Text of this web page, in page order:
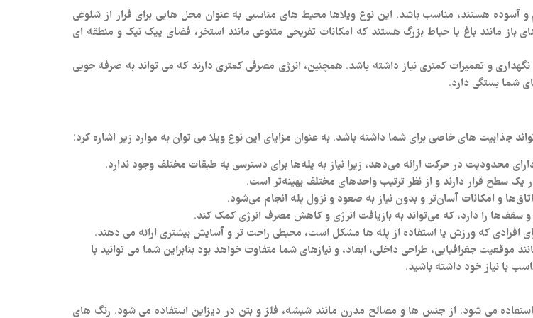
و آسوده هستند، مناسب باشد. این نوع ویلاها محیط های مناسبی به عنوان محل‌ هایی برای فرار از شلوغی
مانند باغ یا حیاط بزرگ هستند که امکانات تفریحی متنوعی مانند استخر، فضای پیک نیک و منطقه‌ ای
و تعمیرات کمتری نیاز داشته باشد. همچنین، انرژی مصرفی کمتری دارند که می‌ تواند به صرفه‌ جویی
شما بستگی دارد.
های خاصی برای شما داشته باشد. به عنوان مزایای این نوع ویلا می‌ توان به موارد زیر اشاره کرد:
محدودیت در حرکت ارائه می‌دهد، زیرا نیاز به پله‌ها برای دسترسی به طبقات مختلف وجود ندارد.
سطح قرار دارند و از نظر ترتیب واحدهای مختلف بهینه‌تر است.
و امکانات آسان‌تر و بدون نیاز به صعود و نزول پله انجام می‌شود.
و سقف‌ها را دارد، که می‌تواند به بازیافت انرژی و کاهش مصرف انرژی کمک کند.
افرادی که ورزش یا استفاده از پله‌ ها مشکل است، محیطی راحت‌ تر و آسایش بیشتری ارائه می‌ دهند.
موقعیت جغرافیایی، طراحی داخلی، ابعاد، و نیازهای شما متفاوت خواهد بود بنابراین شما می توانید با
با نیاز خود داشته باشید.
می‌ شود. از جنس‌ ها و مصالح مدرن مانند شیشه، فلز و بتن در دیزاین استفاده می‌ شود. رنگ‌ های